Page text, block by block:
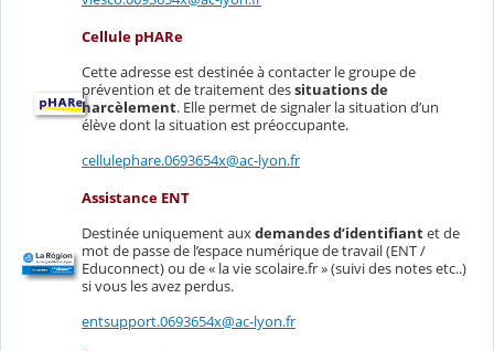
Cellule pHARe
Cette adresse est destinée à contacter le groupe de
prévention et de traitement dessituations de
harcèlement. Elle permet de signaler la situation d’un
élève dont la situation est préoccupante.
cellulephare.0693654x@ac-lyon.fr
Assistance ENT
Destinée uniquement auxdemandes d’identifiantet de
mot de passe de l’espace numérique de travail (ENT /
Educonnect) ou de « la vie scolaire.fr » (suivi des notes etc..)
si vous les avez perdus.
entsupport.0693654x@ac-lyon.fr